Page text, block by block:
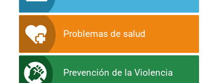
Problemas de salud
Prevención de la Violencia